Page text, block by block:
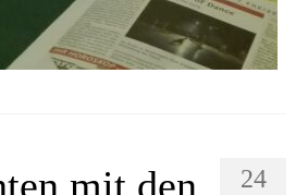
24
mit den